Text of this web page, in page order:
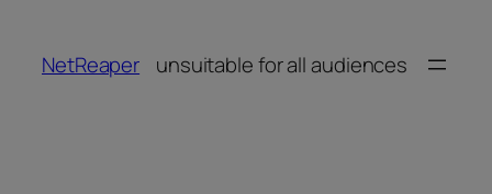
springen
NetReaper unsuitable for all audiences